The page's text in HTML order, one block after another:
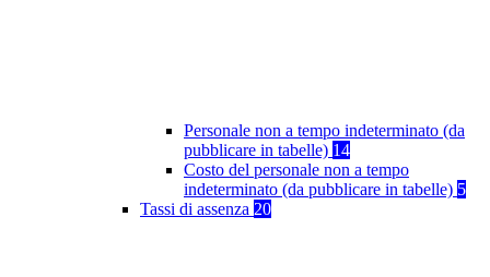
Personale non a tempo indeterminato (da
pubblicare in tabelle) 14
Costo del personale non a tempo
indeterminato (da pubblicare in tabelle) 5
Tassi di assenza 20